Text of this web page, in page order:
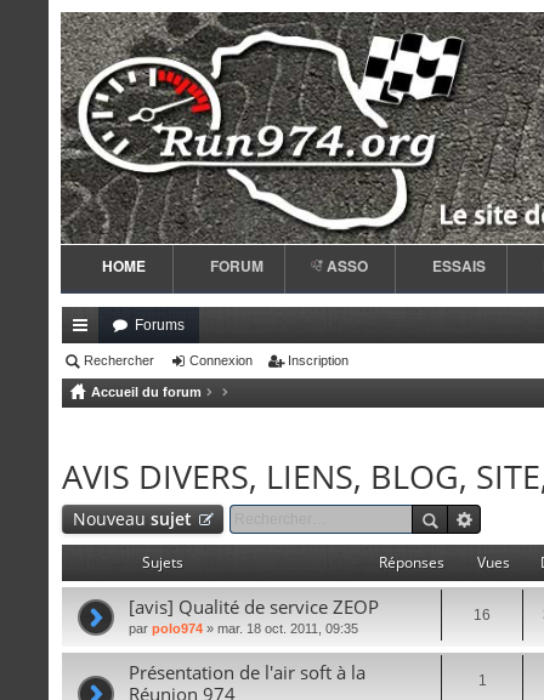
HOME FORUM ASSO ESSAIS
ac
co
ci
s
Forums
Rechercher Connexion Inscription
Accueil du forum
AVIS DIVERS, LIENS, BLOG,
Nouveau sujet
Sujets Réponses Vues
[avis] Qualité de service ZEOP
par polo974 » mar. 18 oct. 2011, 09:35
16
Présentation de l'air soft à la
Réunion 974
1